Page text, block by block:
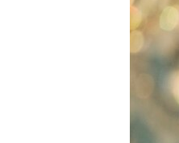
IDEALS AND INSTITUTIONS